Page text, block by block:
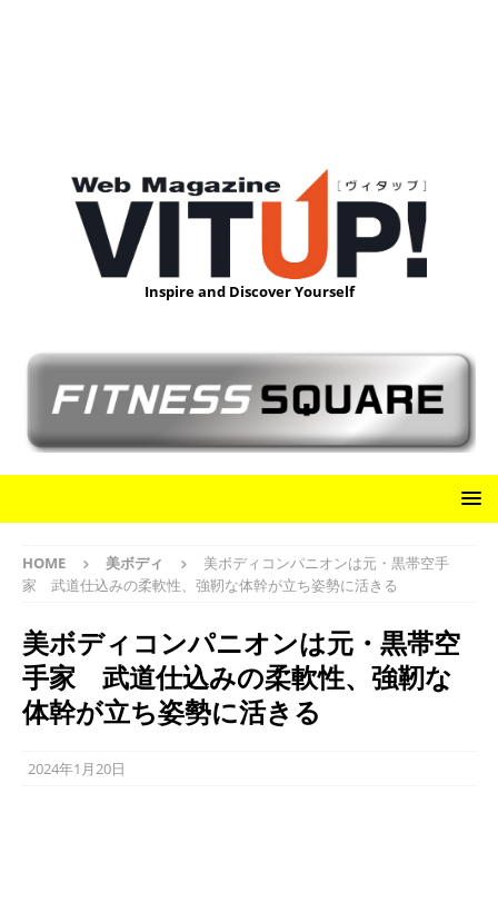
Inspire and Discover Yourself
HOME 美ボディ
美ボディコンパニオンは元・黒帯空手
家 武道仕込みの柔軟性、強靭な体幹が立ち姿勢に活きる
美ボディコンパニオンは元・黒帯空
手家 武道仕込みの柔軟性、強靭な
体幹が立ち姿勢に活きる
2024年1月20日